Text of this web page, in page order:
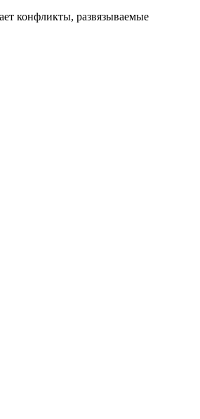
конфликты, развязываемые